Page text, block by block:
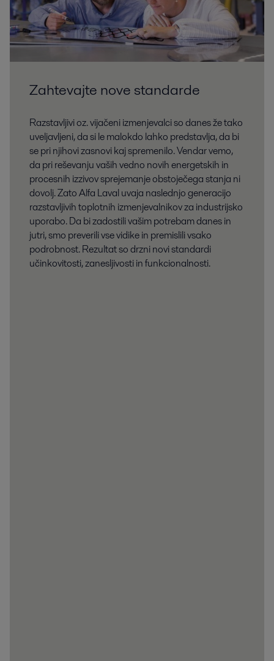
Zahtevajte nove standarde
Razstavljivi oz. vijačeni izmenjevalci so danes že tako
uveljavljeni, da si le malokdo lahko predstavlja, da bi
se pri njihovi zasnovi kaj spremenilo. Vendar vemo,
da pri reševanju vaših vedno novih energetskih in
procesnih izzivov sprejemanje obstoječega stanja ni
dovolj. Zato Alfa Laval uvaja naslednjo generacijo
razstavljivih toplotnih izmenjevalnikov za industrijsko
uporabo. Da bi zadostili vašim potrebam danes in
jutri, smo preverili vse vidike in premislili vsako
podrobnost. Rezultat so drzni novi standardi
učinkovitosti, zanesljivosti in funkcionalnosti.